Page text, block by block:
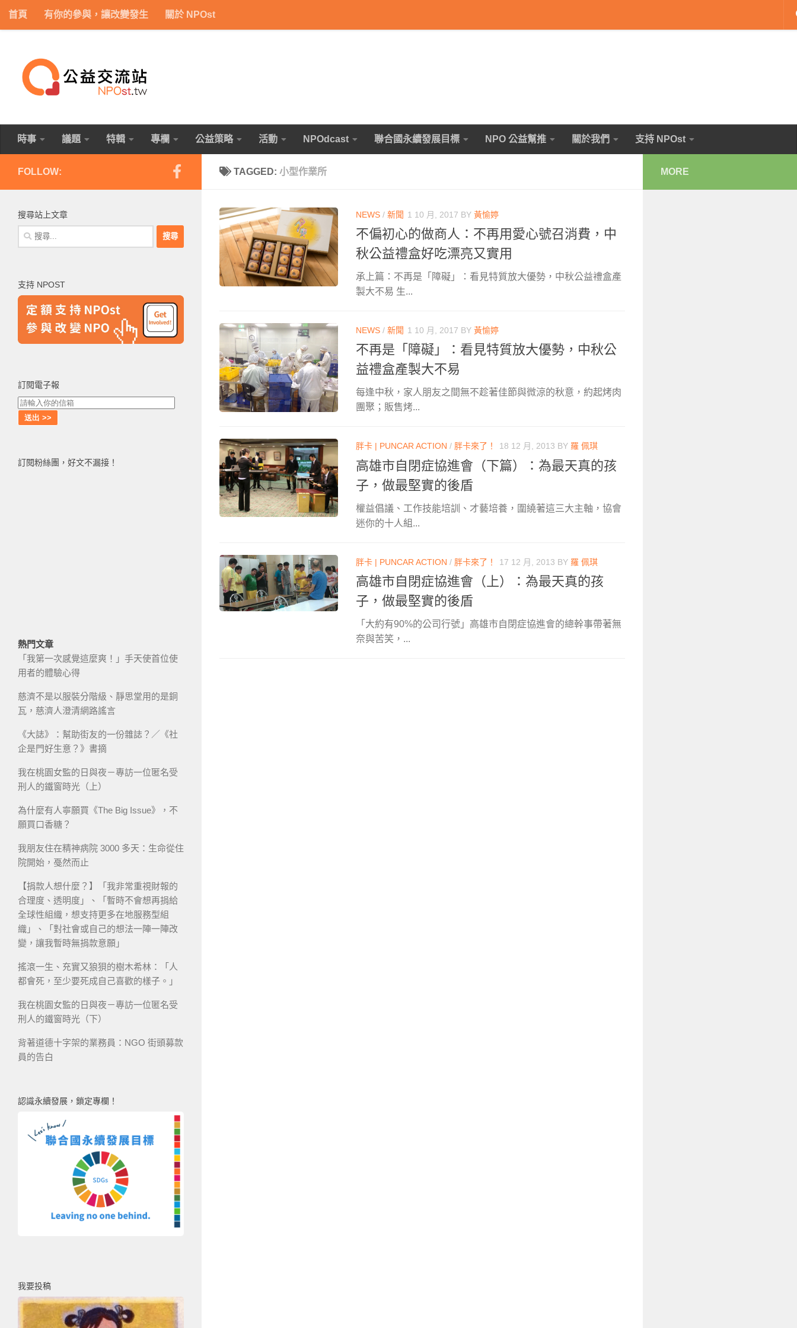
Skip to content
首頁 有你的參與，讓改變發生 關於 NPOst
時事 議題 特輯 專欄 公益策略 活動 NPOdcast 聯合國永續發展目標 NPO 公益幫推 關於我們 支持 NPOst
TAGGED: 小型作業所
NEWS / 新聞 1 10 月, 2017 BY 黃愉婷
不偏初心的做商人：不再用愛心號召消費，中
秋公益禮盒好吃漂亮又實用
承上篇：不再是「障礙」：看見特質放大優勢，中秋公益禮盒產
製大不易 生...
NEWS / 新聞 1 10 月, 2017 BY 黃愉婷
不再是「障礙」：看見特質放大優勢，中秋公
益禮盒產製大不易
每逢中秋，家人朋友之間無不趁著佳節與微涼的秋意，約起烤肉
團聚；販售烤...
胖卡 | PUNCAR ACTION / 胖卡來了！ 18 12 月, 2013 BY 羅 佩琪
高雄市自閉症協進會（下篇）：為最天真的孩
子，做最堅實的後盾
權益倡議、工作技能培訓、才藝培養，圍繞著這三大主軸，協會
迷你的十人組...
胖卡 | PUNCAR ACTION / 胖卡來了！ 17 12 月, 2013 BY 羅 佩琪
高雄市自閉症協進會（上）：為最天真的孩
子，做最堅實的後盾
「大約有90%的公司行號」高雄市自閉症協進會的總幹事帶著無
奈與苦笑，...
FOLLOW:
搜尋站上文章
搜
尋
字:
支持 NPOST
訂閱電子報
訂閱粉絲團，好文不漏接！
熱門文章
「我第一次感覺這麼爽！」手天使首位使
用者的體驗心得
慈濟不是以服裝分階級、靜思堂用的是銅
瓦，慈濟人澄清網路謠言
《大誌》：幫助街友的一份雜誌？／《社
企是門好生意？》書摘
我在桃園女監的日與夜－專訪一位匿名受
刑人的鐵窗時光（上）
為什麼有人寧願買《The Big Issue》，不
願買口香糖？
我朋友住在精神病院 3000 多天：生命從住
院開始，戞然而止
【捐款人想什麼？】「我非常重視財報的
合理度、透明度」、「暫時不會想再捐給
全球性組織，想支持更多在地服務型組
織」、「對社會或自己的想法一陣一陣改
變，讓我暫時無捐款意願」
搖滾一生、充實又狼狽的樹木希林：「人
都會死，至少要死成自己喜歡的樣子。」
我在桃園女監的日與夜－專訪一位匿名受
刑人的鐵窗時光（下）
背著道德十字架的業務員：NGO 街頭募款
員的告白
認識永續發展，鎖定專欄！
我要投稿
MORE